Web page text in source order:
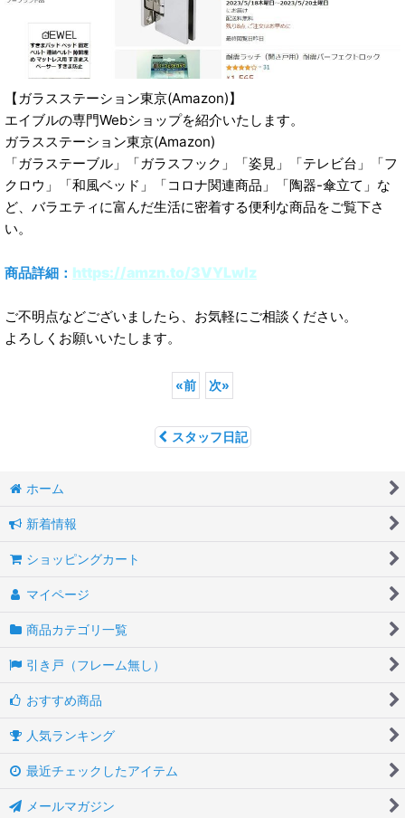
【ガラスステーション東京(Amazon)】
エイブルの専門Webショップを紹介いたします。
ガラスステーション東京(Amazon)
「ガラステーブル」「ガラスフック」「姿見」「テレビ台」「フ
クロウ」「和風ベッド」「コロナ関連商品」「陶器-傘立て」な
ど、バラエティに富んだ生活に密着する便利な商品をご覧下さ
い。
商品詳細： https://amzn.to/3VYLwlz
ご不明点などございましたら、お気軽にご相談ください。
よろしくお願いいたします。
«前 次»
スタッフ日記
ホーム
新着情報
ショッピングカート
マイページ
商品カテゴリ一覧
引き戸（フレーム無し）
おすすめ商品
人気ランキング
最近チェックしたアイテム
メールマガジン